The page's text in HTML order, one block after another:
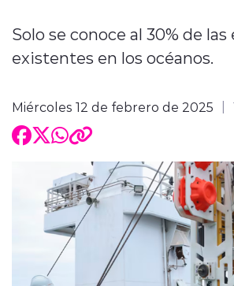
Solo se conoce al 30% de las
existentes en los océanos.
Miércoles 12 de febrero de 2025